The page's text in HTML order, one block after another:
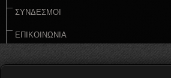
ΣΥΝΔΕΣΜΟΙ
ΕΠΙΚΟΙΝΩΝΊΑ